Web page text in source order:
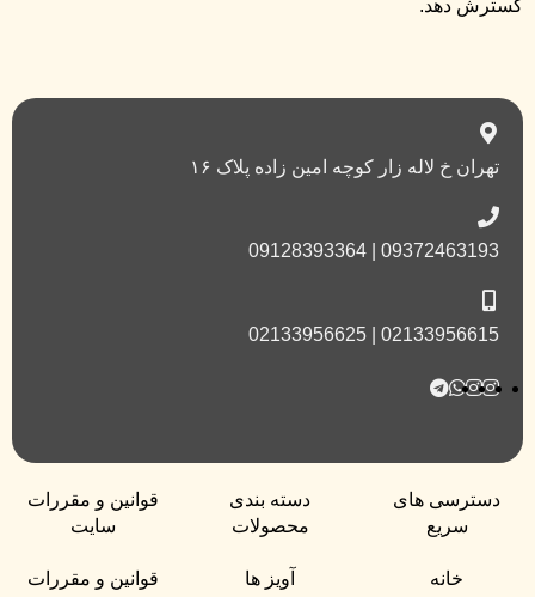
گسترش دهد.
تهران خ لاله زار کوچه امین زاده پلاک ۱۶
09372463193 | 09128393364
02133956615 | 02133956625
دسترسی های
سریع
خانه
دسته بندی
محصولات
آویز ها
قوانین و مقررات
سایت
قوانین و مقررات